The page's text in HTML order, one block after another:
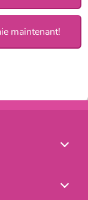
maintenant!